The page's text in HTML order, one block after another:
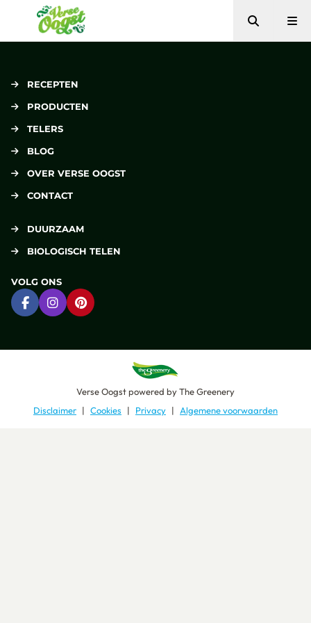
Verse Oogst
Zoeken
RECEPTEN
PRODUCTEN
TELERS
BLOG
OVER VERSE OOGST
CONTACT
DUURZAAM
BIOLOGISCH TELEN
VOLG ONS
Ga naar Facebook
Ga naar Instagram
Ga naar Pinterest
Verse Oogstpowered byThe Greenery
Disclaimer
Cookies Privacy Algemene voorwaarden